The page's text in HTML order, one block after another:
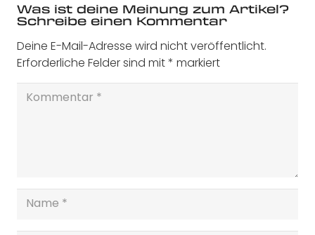
Was ist deine Meinung zum Artikel?
Schreibe einen Kommentar
Deine E-Mail-Adresse wird nicht veröffentlicht.
Erforderliche Felder sind mit* markiert